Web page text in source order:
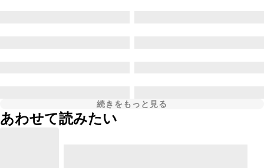
続きをもっと見る
あわせて読みたい